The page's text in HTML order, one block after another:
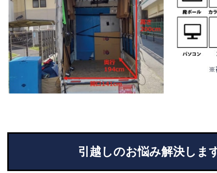
引越しのお悩み解決しま